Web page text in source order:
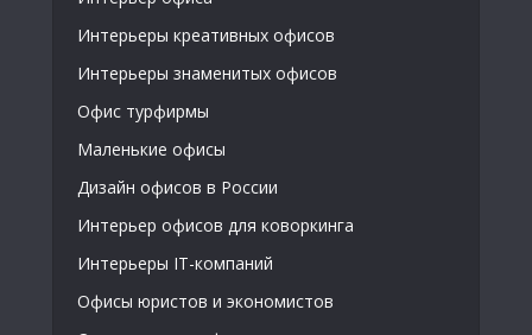
Интерьеры креативных офисов
Интерьеры знаменитых офисов
Офис турфирмы
Маленькие офисы
Дизайн офисов в России
Интерьер офисов для коворкинга
Интерьеры IT-компаний
Офисы юристов и экономистов